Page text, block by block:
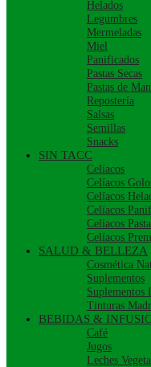
Helados
Legumbres
Mermeladas
Miel
Panificados
Pastas Secas
Pastas de
Repostería
Salsas
Semillas
Snacks
SIN TACC
Celíacos
Celíacos
Celíacos
Celíacos
Celíacos
Celíacos
SALUD & BELLEZA
Cosmética
Suplementos
Suplementos
Tinturas
BEBIDAS &
Café
Jugos
Leches